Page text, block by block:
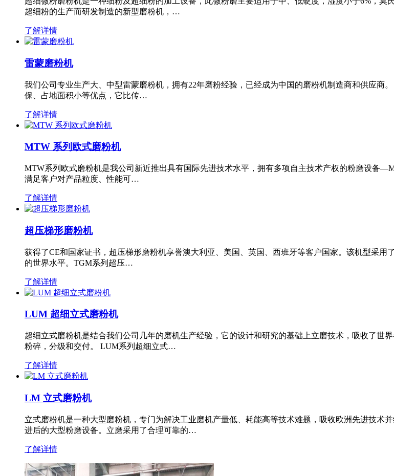
超细粉的生产而研发制造的新型磨粉机，…
了解详情
雷蒙磨粉机
我们公司专业生产大、中型雷蒙磨粉机，拥有22年磨粉经验，已经成为中国的磨粉机制造商和供应商
保、占地面积小等优点，它比传…
了解详情
MTW 系列欧式磨粉机
MTW系列欧式磨粉机是我公司新近推出具有国际先进技术水平，拥有多项自主技术产权的粉磨设备
满足客户对产品粒度、性能可…
了解详情
超压梯形磨粉机
获得了CE和国家证书，超压梯形磨粉机享誉澳大利亚、美国、英国、西班牙等客户国家。该机型采
的世界水平。TGM系列超压…
了解详情
LUM 超细立式磨粉机
超细立式磨粉机是结合我们公司几年的磨机生产经验，它的设计和研究的基础上立磨技术，吸收了世
粉碎，分级和交付。 LUM系列超细立式…
了解详情
LM 立式磨粉机
立式磨粉机是一种大型磨粉机，专门为解决工业磨机产量低、耗能高等技术难题，吸收欧洲先进技术
进后的大型粉磨设备。立磨采用了合理可靠的…
了解详情